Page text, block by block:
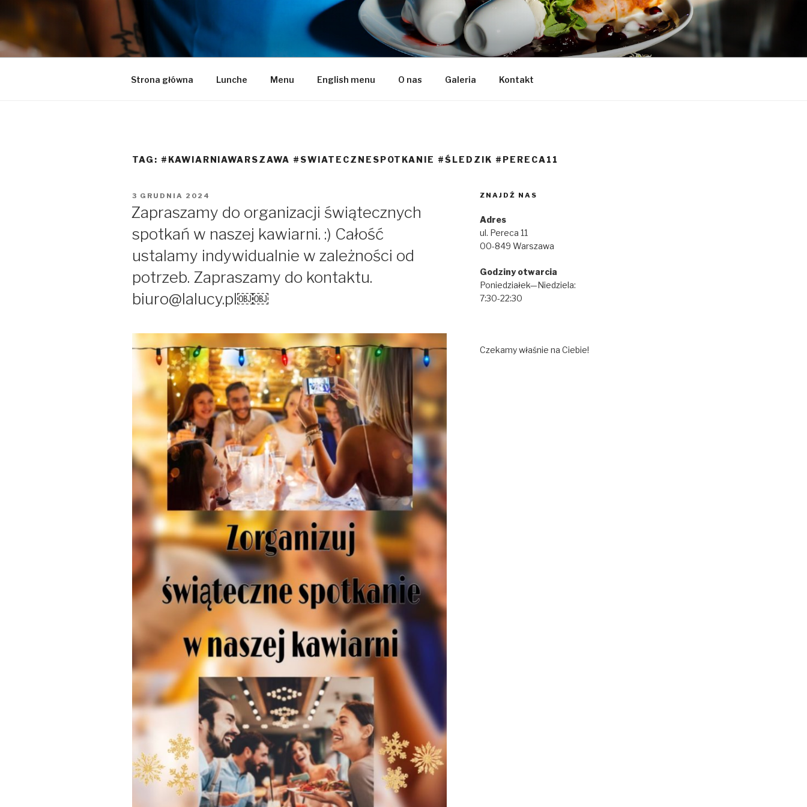
Przeskocz
do
treści
LA LUCY
Zapraszamy na pyszną kawę i naleśniki
Strona główna Lunche Menu English menu O nas Galeria Kontakt
TAG: #KAWIARNIAWARSZAWA #SWIATECZNESPOTKANIE #ŚLEDZIK #PERECA11
OPUBLIKOWANE
3 GRUDNIA 2024
Zapraszamy do organizacji świątecznych
spotkań w naszej kawiarni. :) Całość
ustalamy indywidualnie w zależności od
potrzeb. Zapraszamy do kontaktu.
biuro@lalucy.pl￼￼
ZNAJDŹ NAS
Adres
ul. Pereca 11
00-849 Warszawa
Godziny otwarcia
Poniedziałek—Niedziela:
7:30-22:30
Czekamy właśnie na Ciebie!